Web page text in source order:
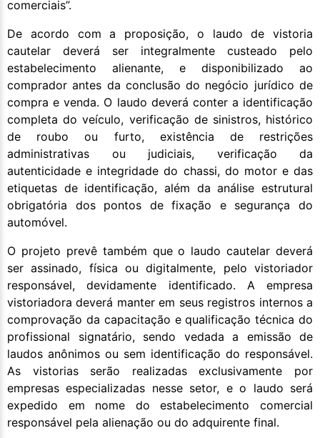
comerciais”.
De acordo com a proposição, o laudo de vistoria
cautelar deverá ser integralmente custeado pelo
estabelecimento alienante, e disponibilizado ao
comprador antes da conclusão do negócio jurídico de
compra e venda. O laudo deverá conter a identificação
completa do veículo, verificação de sinistros, histórico
de roubo ou furto, existência de restrições
administrativas ou judiciais, verificação da
autenticidade e integridade do chassi, do motor e das
etiquetas de identificação, além da análise estrutural
obrigatória dos pontos de fixação e segurança do
automóvel.
O projeto prevê também que o laudo cautelar deverá
ser assinado, física ou digitalmente, pelo vistoriador
responsável, devidamente identificado. A empresa
vistoriadora deverá manter em seus registros internos a
comprovação da capacitação e qualificação técnica do
profissional signatário, sendo vedada a emissão de
laudos anônimos ou sem identificação do responsável.
As vistorias serão realizadas exclusivamente por
empresas especializadas nesse setor, e o laudo será
expedido em nome do estabelecimento comercial
responsável pela alienação ou do adquirente final.